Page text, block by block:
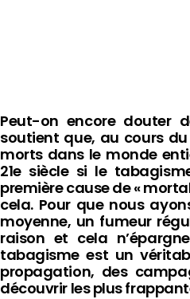
Peut-on encore douter
soutient que, au cours
morts dans le monde
21e siècle si le
première cause de «
cela. Pour que nous
moyenne, un fumeur
raison et cela
tabagisme est un
propagation, des
découvrir les plus